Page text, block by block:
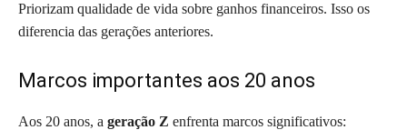
Priorizam qualidade de vida sobre ganhos financeiros. Isso os
diferencia das gerações anteriores.
Marcos importantes aos 20 anos
Aos 20 anos, a geração Z enfrenta marcos significativos: